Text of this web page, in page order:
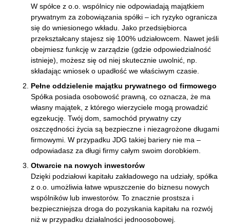
W spółce z o.o. wspólnicy nie odpowiadają majątkiem
prywatnym za zobowiązania spółki – ich ryzyko ogranicza
się do wniesionego wkładu. Jako przedsiębiorca
przekształcany stajesz się 100% udziałowcem. Nawet jeśli
obejmiesz funkcję w zarządzie (gdzie odpowiedzialność
istnieje), możesz się od niej skutecznie uwolnić, np.
składając wniosek o upadłość we właściwym czasie.
Pełne oddzielenie majątku prywatnego od firmowego
Spółka posiada osobowość prawną, co oznacza, że ma
własny majątek, z którego wierzyciele mogą prowadzić
egzekucję. Twój dom, samochód prywatny czy
oszczędności życia są bezpieczne i niezagrożone długami
firmowymi. W przypadku JDG takiej bariery nie ma –
odpowiadasz za długi firmy całym swoim dorobkiem.
Otwarcie na nowych inwestorów
Dzięki podziałowi kapitału zakładowego na udziały, spółka
z o.o. umożliwia łatwe wpuszczenie do biznesu nowych
wspólników lub inwestorów. To znacznie prostsza i
bezpieczniejsza droga do pozyskania kapitału na rozwój
niż w przypadku działalności jednoosobowej.